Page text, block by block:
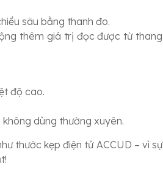
sâu bằng thanh đo.
thêm giá trị đọc được từ thang
độ cao.
dùng thường xuyên.
thước kẹp điện tử ACCUD – vì sự